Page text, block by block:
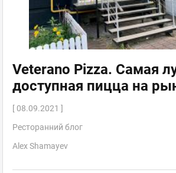
Veterano Pizza. Самая
доступная пицца на
[ 08.09.2021 ]
Ресторанний блог
Alex Shamayev